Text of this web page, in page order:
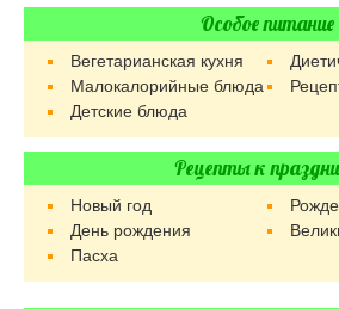
Особое питание
Вегетарианская кухня
Малокалорийные блюда
Детские блюда
Рецепты к
Новый год
День рождения
Пасха